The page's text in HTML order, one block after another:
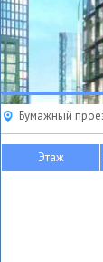
Бумажный
Этаж